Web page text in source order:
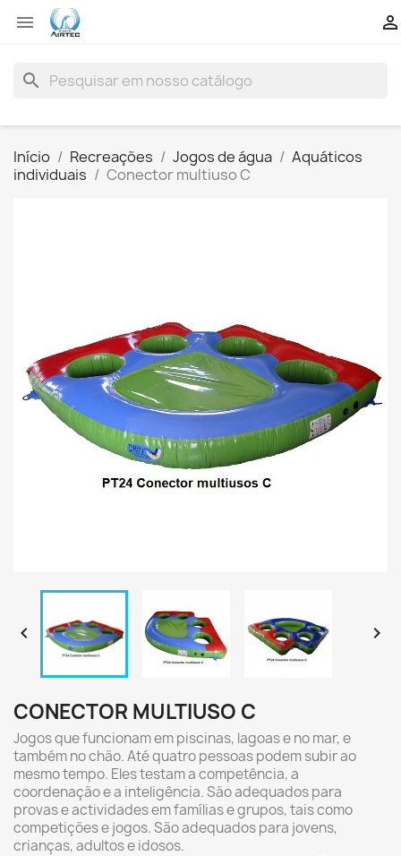
 
search
Início Recreações Jogos de água
Aquáticos
individuais
Conector multiuso C
 
CONECTOR MULTIUSO C
Jogos que funcionam em piscinas, lagoas e no mar, e
também no chão. Até quatro pessoas podem subir ao
mesmo tempo. Eles testam a competência, a
coordenação e a inteligência. São adequados para
provas e actividades em famílias e grupos, tais como
competições e jogos. São adequados para jovens,
crianças, adultos e idosos.